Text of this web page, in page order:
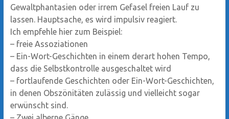
Gewaltphantasien oder irrem Gefasel freien Lauf zu
lassen. Hauptsache, es wird impulsiv reagiert.
Ich empfehle hier zum Beispiel:
– freie Assoziationen
– Ein-Wort-Geschichten in einem derart hohen Tempo,
dass die Selbstkontrolle ausgeschaltet wird
– fortlaufende Geschichten oder Ein-Wort-Geschichten,
in denen Obszönitäten zulässig und vielleicht sogar
erwünscht sind.